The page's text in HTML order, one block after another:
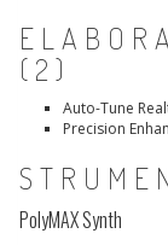
(2)
Auto-Tune
Precision
PolyMAX Synth